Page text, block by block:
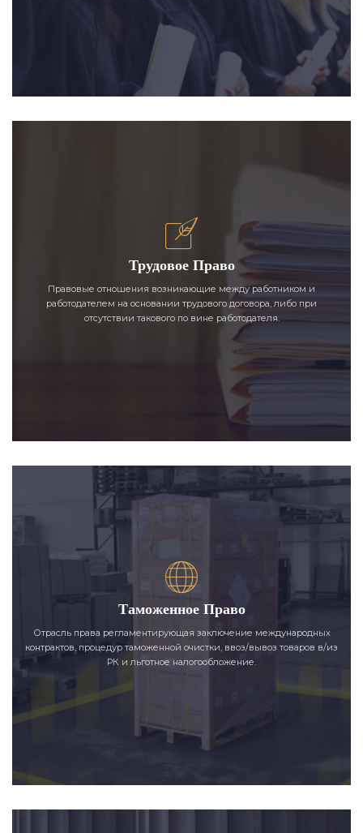
Трудовое Право
Правовые отношения возникающие между работником и
работодателем на основании трудового договора, либо при
отсутствии такового по вине работодателя.
Таможенное Право
Отрасль права регламентирующая заключение международных
контрактов, процедур таможенной очистки, ввоз/вывоз товаров в/из
РК и льготное налогообложение.